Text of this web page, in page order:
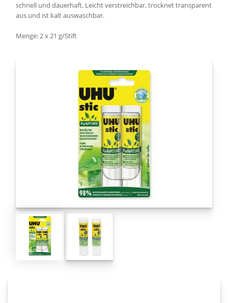
schnell und dauerhaft. Leicht verstreichbar, trocknet transparent
aus und ist kalt auswaschbar.
Menge: 2 x 21 g/Stift